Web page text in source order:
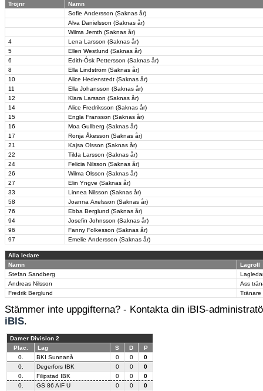
Tröjnr
Namn
Sofie Andersson (Saknas år)
Alva Danielsson (Saknas år)
Wilma Jemth (Saknas år)
4
Lena Larsson (Saknas år)
5
Ellen Westlund (Saknas år)
6
Edith-Ósk Pettersson (Saknas år)
8
Ella Lindström (Saknas år)
10
Alice Hedenstedt (Saknas år)
11
Ella Johansson (Saknas år)
12
Klara Larsson (Saknas år)
14
Alice Fredriksson (Saknas år)
15
Engla Fransson (Saknas år)
16
Moa Gullberg (Saknas år)
17
Ronja Åkesson (Saknas år)
21
Kajsa Olsson (Saknas år)
22
Tilda Larsson (Saknas år)
24
Felicia Nilsson (Saknas år)
26
Wilma Olsson (Saknas år)
27
Elin Yngve (Saknas år)
33
Linnea Nilsson (Saknas år)
58
Joanna Axelsson (Saknas år)
76
Ebba Berglund (Saknas år)
94
Josefin Johnsson (Saknas år)
96
Fanny Folkesson (Saknas år)
97
Emelie Andersson (Saknas år)
Alla ledare
Namn
Lagroll
Stefan Sandberg
Andreas Nilsson
Ass
Fredrik Berglund
Tränare
Stämmer inte uppgifterna? - Kontakta din iBIS-
iBIS.
Damer Division 2
Plac.
Lag S D P
0. BKI Sunnanå 0 0
0
0.
Degerfors IBK 0 0
0
0.
Filipstad IBK 0 0
0
0.
GS 86 AIF U 0 0
0